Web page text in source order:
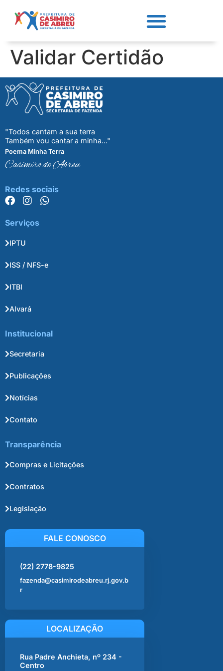
Validar Certidão
"Todos cantam a sua terra
Também vou cantar a minha..."
Poema Minha Terra
Casimiro de Abreu
Redes sociais
Serviços
IPTU
ISS / NFS-e
ITBI
Alvará
Institucional
Secretaria
Publicações
Notícias
Contato
Transparência
Compras e Licitações
Contratos
Legislação
FALE CONOSCO
(22) 2778-9825
fazenda@casimirodeabreu.rj.gov.b
r
LOCALIZAÇÃO
Rua Padre Anchieta, nº 234 -
Centro